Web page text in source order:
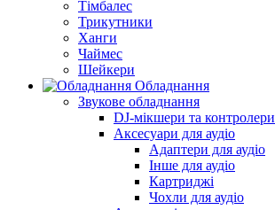
Тімбалес
Трикутники
Ханги
Чаймес
Шейкери
Обладнання
Звукове обладнання
DJ-мікшери та контролери
Аксесуари для аудіо
Адаптери для аудіо
Інше для аудіо
Картриджі
Чохли для аудіо